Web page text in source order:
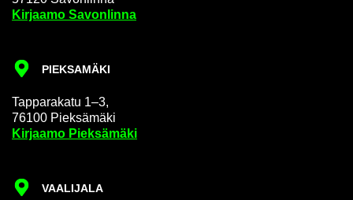
Kir­jaa­mo Sa­von­lin­na
PIEK­SA­MÄ­KI
Tap­pa­ra­ka­tu 1–3,
76100 Piek­sä­mä­ki
Kir­jaa­mo Piek­sä­mä­ki
VAA­LI­JA­LA